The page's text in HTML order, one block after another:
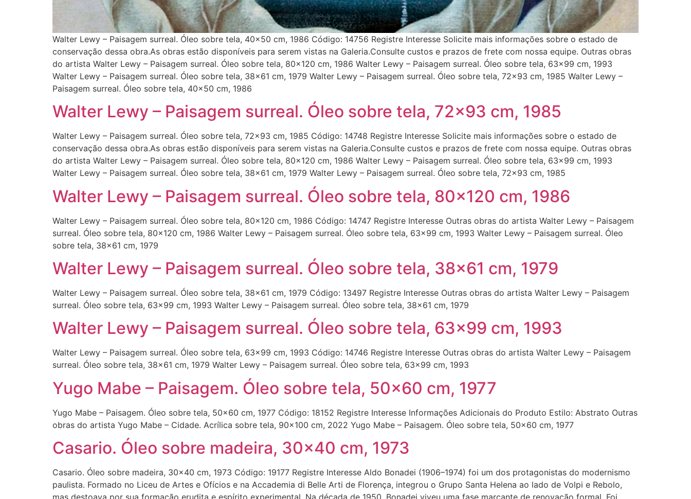
Walter Lewy – Paisagem surreal. Óleo sobre tela, 40×50 cm, 1986 Código: 14756 Registre Interesse Solicite mais informações sobre o estado de
conservação dessa obra.As obras estão disponíveis para serem vistas na Galeria.Consulte custos e prazos de frete com nossa equipe. Outras obras
do artista Walter Lewy – Paisagem surreal. Óleo sobre tela, 80×120 cm, 1986 Walter Lewy – Paisagem surreal. Óleo sobre tela, 63×99 cm, 1993
Walter Lewy – Paisagem surreal. Óleo sobre tela, 38×61 cm, 1979 Walter Lewy – Paisagem surreal. Óleo sobre tela, 72×93 cm, 1985 Walter Lewy –
Paisagem surreal. Óleo sobre tela, 40×50 cm, 1986
Walter Lewy – Paisagem surreal. Óleo sobre tela, 72×93 cm, 1985
Walter Lewy – Paisagem surreal. Óleo sobre tela, 72×93 cm, 1985 Código: 14748 Registre Interesse Solicite mais informações sobre o estado de
conservação dessa obra.As obras estão disponíveis para serem vistas na Galeria.Consulte custos e prazos de frete com nossa equipe. Outras obras
do artista Walter Lewy – Paisagem surreal. Óleo sobre tela, 80×120 cm, 1986 Walter Lewy – Paisagem surreal. Óleo sobre tela, 63×99 cm, 1993
Walter Lewy – Paisagem surreal. Óleo sobre tela, 38×61 cm, 1979 Walter Lewy – Paisagem surreal. Óleo sobre tela, 72×93 cm, 1985
Walter Lewy – Paisagem surreal. Óleo sobre tela, 80×120 cm, 1986
Walter Lewy – Paisagem surreal. Óleo sobre tela, 80×120 cm, 1986 Código: 14747 Registre Interesse Outras obras do artista Walter Lewy – Paisagem
surreal. Óleo sobre tela, 80×120 cm, 1986 Walter Lewy – Paisagem surreal. Óleo sobre tela, 63×99 cm, 1993 Walter Lewy – Paisagem surreal. Óleo
sobre tela, 38×61 cm, 1979
Walter Lewy – Paisagem surreal. Óleo sobre tela, 38×61 cm, 1979
Walter Lewy – Paisagem surreal. Óleo sobre tela, 38×61 cm, 1979 Código: 13497 Registre Interesse Outras obras do artista Walter Lewy – Paisagem
surreal. Óleo sobre tela, 63×99 cm, 1993 Walter Lewy – Paisagem surreal. Óleo sobre tela, 38×61 cm, 1979
Walter Lewy – Paisagem surreal. Óleo sobre tela, 63×99 cm, 1993
Walter Lewy – Paisagem surreal. Óleo sobre tela, 63×99 cm, 1993 Código: 14746 Registre Interesse Outras obras do artista Walter Lewy – Paisagem
surreal. Óleo sobre tela, 38×61 cm, 1979 Walter Lewy – Paisagem surreal. Óleo sobre tela, 63×99 cm, 1993
Yugo Mabe – Paisagem. Óleo sobre tela, 50×60 cm, 1977
Yugo Mabe – Paisagem. Óleo sobre tela, 50×60 cm, 1977 Código: 18152 Registre Interesse Informações Adicionais do Produto Estilo: Abstrato Outras
obras do artista Yugo Mabe – Cidade. Acrílica sobre tela, 90×100 cm, 2022 Yugo Mabe – Paisagem. Óleo sobre tela, 50×60 cm, 1977
Casario. Óleo sobre madeira, 30×40 cm, 1973
Casario. Óleo sobre madeira, 30×40 cm, 1973 Código: 19177 Registre Interesse Aldo Bonadei (1906–1974) foi um dos protagonistas do modernismo
paulista. Formado no Liceu de Artes e Ofícios e na Accademia di Belle Arti de Florença, integrou o Grupo Santa Helena ao lado de Volpi e Rebolo,